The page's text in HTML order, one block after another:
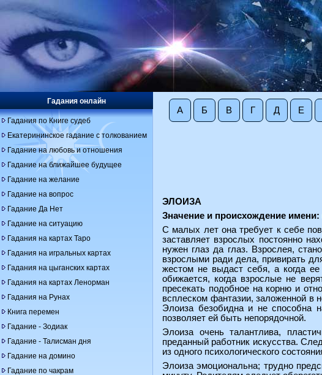
А Б В Г Д Е
ЭЛОИЗА
Значение и происхождение имени:
С малых лет она требует к себе
заставляет взрослых постоянно
нужен глаз да глаз. Взрослея,
взрослыми ради дела, привирать
жестом не выдаст себя, а когда
обижается, когда взрослые не
пресекать подобное на корню и
всплеском фантазии, заложенной в
Элоиза безобидна и не способна
позволяет ей быть непорядочной.
Элоиза очень талантлива,
преданный работник искусства.
из одного психологического
Элоиза эмоциональна; трудно
Гадания онлайн
Гадания по Книге судеб
Екатерининское гадание с толкованием
Гадание на любовь и отношения
Гадание на ближайшее будущее
Гадание на желание
Гадание на вопрос
Гадание Да Нет
Гадание на ситуацию
Гадания на картах Таро
Гадания на игральных картах
Гадания на цыганских картах
Гадания на картах Ленорман
Гадания на Рунах
Книга перемен
Гадание - Зодиак
Гадание - Талисман дня
Гадание на домино
Гадание по чакрам